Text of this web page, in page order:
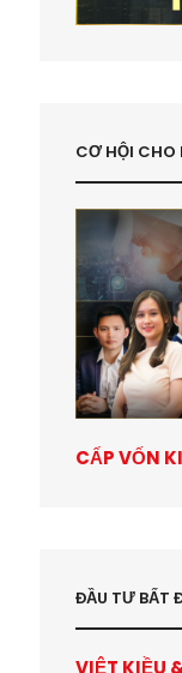
CƠ HỘI CHO
CẤP VỐN
ĐẦU TƯ BẤT
VIỆT KIỀU